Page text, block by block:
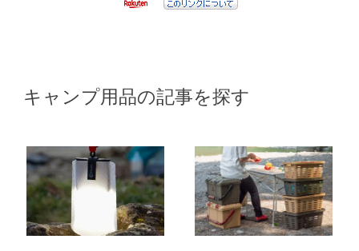
キャンプ用品の記事を探す